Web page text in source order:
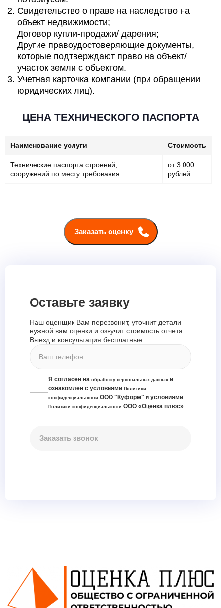
Свидетельство о праве на наследство на
объект недвижимости;
Договор купли-продажи/ дарения;
Другие правоудостоверяющие документы,
которые подтверждают право на объект/
участок земли с объектом.
Учетная карточка компании (при обращении
юридических лиц).
ЦЕНА ТЕХНИЧЕСКОГО ПАСПОРТА
Наименование услуги Стоимость
Технические паспорта строений,
сооружений по месту​ требования
от 3 000
рублей
Заказать оценку
Оставьте заявку
Наш оценщик Вам перезвонит, уточнит детали
нужной вам оценки и озвучит стоимость отчета.
Выезд и консультация бесплатные
Я согласен на обработку персональных данных и
ознакомлен с условиями Политики
конфиденциальности ООО "Куформ" и условиями
Политики конфиденциальности ООО «Оценка плюс»